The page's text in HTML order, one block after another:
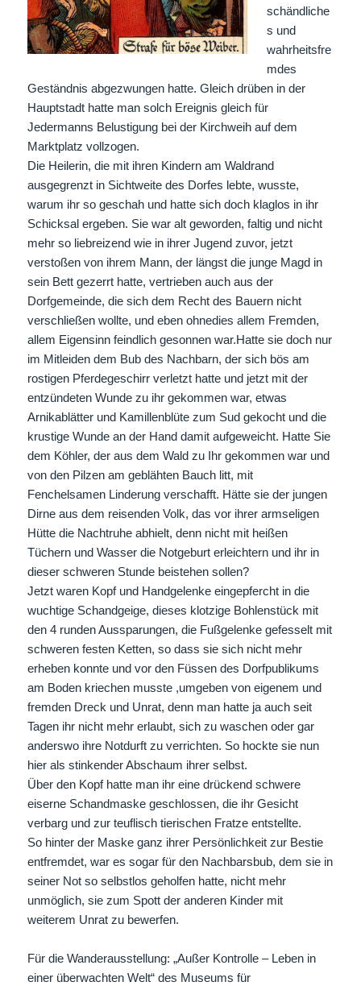
schändliche
s und
wahrheitsfre
mdes
Geständnis abgezwungen hatte. Gleich drüben in der
Hauptstadt hatte man solch Ereignis gleich für
Jedermanns Belustigung bei der Kirchweih auf dem
Marktplatz vollzogen.
Die Heilerin, die mit ihren Kindern am Waldrand
ausgegrenzt in Sichtweite des Dorfes lebte, wusste,
warum ihr so geschah und hatte sich doch klaglos in ihr
Schicksal ergeben. Sie war alt geworden, faltig und nicht
mehr so liebreizend wie in ihrer Jugend zuvor, jetzt
verstoßen von ihrem Mann, der längst die junge Magd in
sein Bett gezerrt hatte, vertrieben auch aus der
Dorfgemeinde, die sich dem Recht des Bauern nicht
verschließen wollte, und eben ohnedies allem Fremden,
allem Eigensinn feindlich gesonnen war.Hatte sie doch nur
im Mitleiden dem Bub des Nachbarn, der sich bös am
rostigen Pferdegeschirr verletzt hatte und jetzt mit der
entzündeten Wunde zu ihr gekommen war, etwas
Arnikablätter und Kamillenblüte zum Sud gekocht und die
krustige Wunde an der Hand damit aufgeweicht. Hatte Sie
dem Köhler, der aus dem Wald zu Ihr gekommen war und
von den Pilzen am geblähten Bauch litt, mit
Fenchelsamen Linderung verschafft. Hätte sie der jungen
Dirne aus dem reisenden Volk, das vor ihrer armseligen
Hütte die Nachtruhe abhielt, denn nicht mit heißen
Tüchern und Wasser die Notgeburt erleichtern und ihr in
dieser schweren Stunde beistehen sollen?
Jetzt waren Kopf und Handgelenke eingepfercht in die
wuchtige Schandgeige, dieses klotzige Bohlenstück mit
den 4 runden Aussparungen, die Fußgelenke gefesselt mit
schweren festen Ketten, so dass sie sich nicht mehr
erheben konnte und vor den Füssen des Dorfpublikums
am Boden kriechen musste ,umgeben von eigenem und
fremden Dreck und Unrat, denn man hatte ja auch seit
Tagen ihr nicht mehr erlaubt, sich zu waschen oder gar
anderswo ihre Notdurft zu verrichten. So hockte sie nun
hier als stinkender Abschaum ihrer selbst.
Über den Kopf hatte man ihr eine drückend schwere
eiserne Schandmaske geschlossen, die ihr Gesicht
verbarg und zur teuflisch tierischen Fratze entstellte.
So hinter der Maske ganz ihrer Persönlichkeit zur Bestie
entfremdet, war es sogar für den Nachbarsbub, dem sie in
seiner Not so selbstlos geholfen hatte, nicht mehr
unmöglich, sie zum Spott der anderen Kinder mit
weiterem Unrat zu bewerfen.
Für die Wanderausstellung: „Außer Kontrolle – Leben in
einer überwachten Welt“ des Museums für